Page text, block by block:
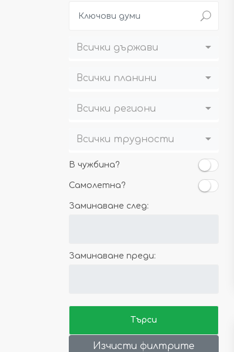
Всички държави
Всички планини
Всички региони
Всички трудности
В чужбина?
Самолетна?
Заминаване след:
Заминаване преди:
Изчисти филтрите